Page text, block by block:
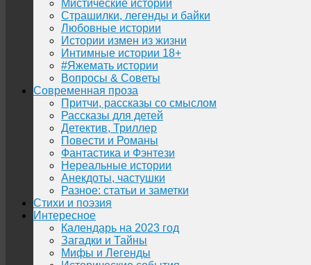
Мистические истории
Страшилки, легенды и байки
Любовные истории
Истории измен из жизни
Интимные истории 18+
#Яжемать истории
Вопросы & Советы
Современная проза
Притчи, рассказы со смыслом
Рассказы для детей
Детектив, Триллер
Повести и Романы
Фантастика и Фэнтези
Нереальные истории
Анекдоты, частушки
Разное: статьи и заметки
Стихи и поэзия
Интересное
Календарь на 2023 год
Загадки и Тайны
Мифы и Легенды